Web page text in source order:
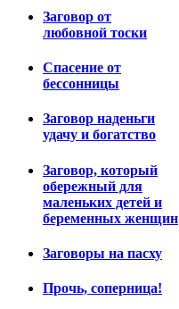
Заговор от
любовной тоски
Спасение от
бессонницы
Заговор наденьги
удачу и богатство
Заговор, который
обережный для
маленьких детей и
беременных женщин
Заговоры на пасху
Прочь, соперница!